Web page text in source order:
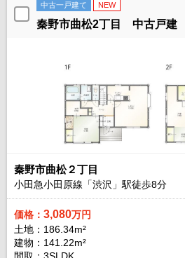
中古一戸建て NEW
秦野市曲松2丁目 中古戸建
秦野市曲松２丁目
小田急小田原線「渋沢」駅徒歩8分
価格： 3,080万円
土地：186.34m²
建物：141.22m²